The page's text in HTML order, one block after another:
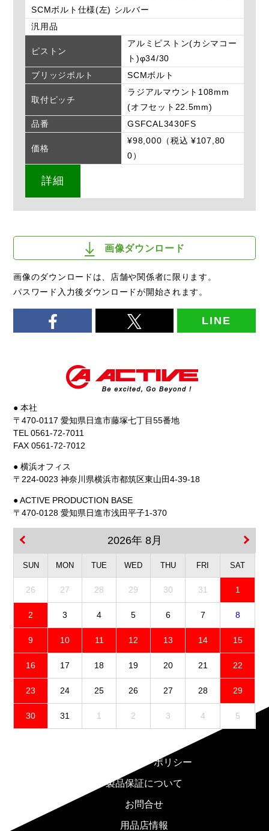
SCMボルト仕様(左) シルバー
汎用品
ピストン
アルミピストン(カシマコー
ト)φ34/30
ブリッジボルト
SCMボルト
取付ピッチ
ラジアルマウント108mm
(オフセット22.5mm)
品番
GSFCAL3430FS
価格
¥98,000（税込 ¥107,80
0）
詳細
画像ダウンロード
画像のダウンロードは、店舗や関係者に限ります。
パスワード入力後ダウンロードが開始されます。
LINE
● 本社
〒470-0117 愛知県日進市藤塚七丁目55番地
TEL 0561-72-7011
FAX 0561-72-7012
● 横浜オフィス
〒224-0023 神奈川県横浜市都筑区東山田4-39-18
● ACTIVE PRODUCTION BASE
〒470-0128 愛知県日進市浅田平子1-370
2026年 8月
SUN MON TUE WED THU FRI SAT
26 27 28 29 30 31 1
2 3 4 5 6 7 8
9 10 11 12 13 14 15
16 17 18 19 20 21 22
23 24 25 26 27 28 29
30 31 1 2 3 4 5
プライバシーポリシー
製品保証について
お問合せ
用品店情報